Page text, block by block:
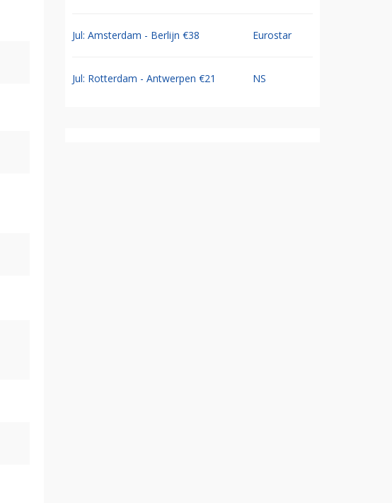
Jul: Amsterdam - Berlijn €38 Eurostar
Jul: Rotterdam - Antwerpen €21 NS